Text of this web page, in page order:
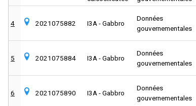
4 2021075882 I3A - Gabbro
Données
gouvernementales
5 2021075884 I3A - Gabbro
Données
gouvernementales
6 2021075890 I3A - Gabbro
Données
gouvernementales